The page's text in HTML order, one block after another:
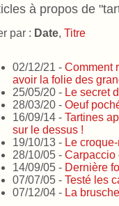
à propos de
par : Date, Titre
02/12/21 - Comment
avoir la folie des
25/05/20 - Le secret
28/03/20 - Oeuf
16/09/14 - Tartines
sur le dessus !
19/10/13 - Le
28/10/05 - Carpaccio
14/09/05 - Dernière
07/07/05 - Testé les
07/12/04 - La